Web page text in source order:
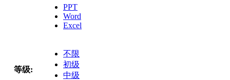
PPT
Word
Excel
等级:
不限
初级
中级